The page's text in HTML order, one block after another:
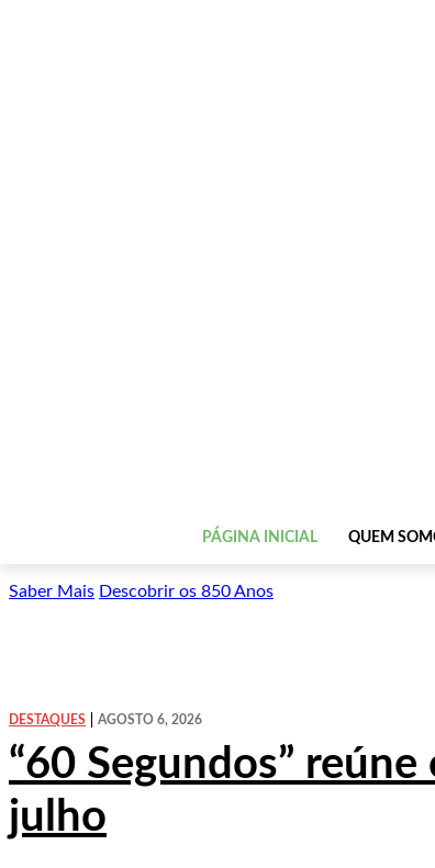
PÁGINA INICIAL QUEM
Saber Mais Descobrir os 850 Anos
DESTAQUES AGOSTO 6, 2026
“60 Segundos”
julho